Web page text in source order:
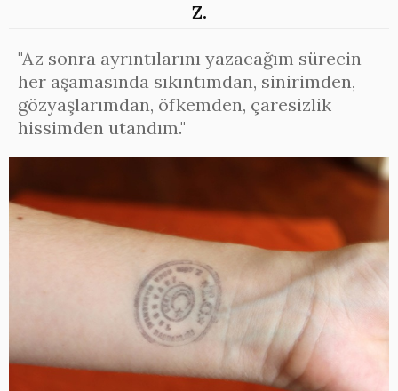
Z.
"Az sonra ayrıntılarını yazacağım sürecin
her aşamasında sıkıntımdan, sinirimden,
gözyaşlarımdan, öfkemden, çaresizlik
hissimden utandım."